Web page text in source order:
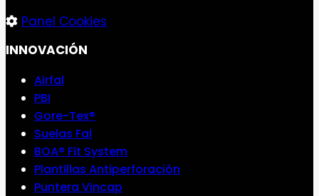
Panel Cookies
INNOVACIÓN
Airfal
PBI
Gore-Tex®
Suelas Fal
BOA® Fit System
Plantillas Antiperforación
Puntera Vincap